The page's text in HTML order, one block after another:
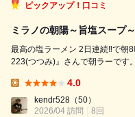
ピックアップ！口コミ
ミラノの朝陽～旨塩スープ～
最高の塩ラーメン 2日連続‼️で朝8時から営業をされている 『鶏そば
223(つつみ)』さんで朝ラーです。 いつもの『ミラノの朝陽～旨塩スー
4.0
kendr528 （50）
2026/04 訪問
8回